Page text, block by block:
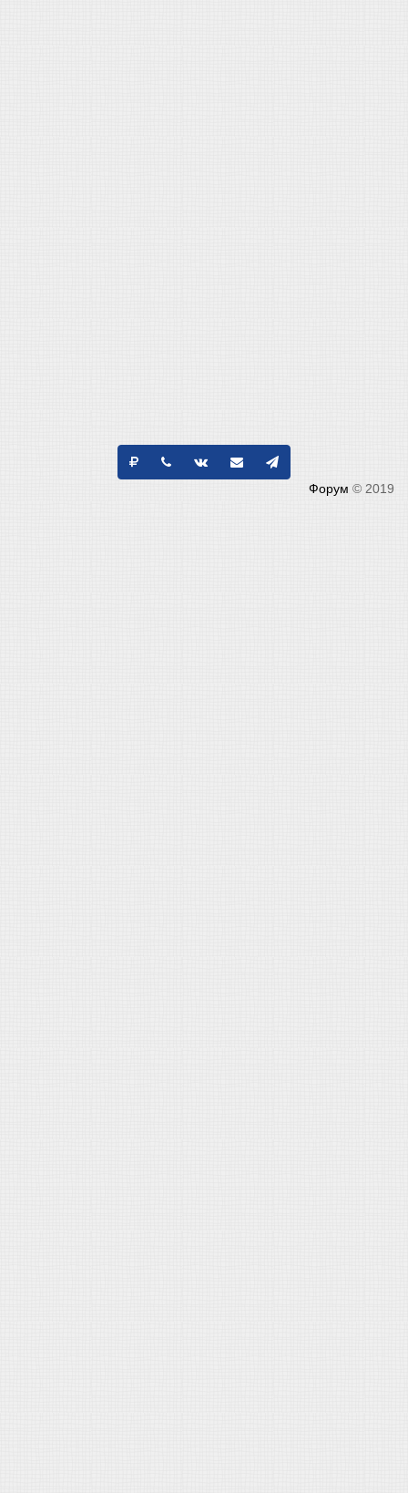
Форум © 2019